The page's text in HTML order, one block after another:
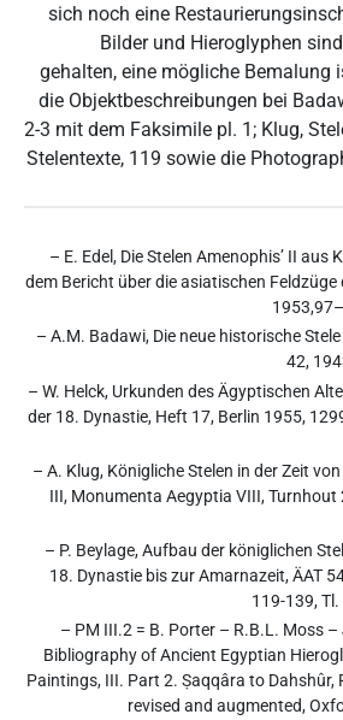
sich noch eine
Bilder und Hieroglyphen
gehalten, eine mögliche Bemalung
die Objektbeschreibungen bei
2-3 mit dem Faksimile pl. 1; Klug,
Stelentexte, 119 sowie die
– E. Edel, Die Stelen Amenophis’ II
dem Bericht über die asiatischen Feldzüge
– A.M. Badawi, Die neue historische Stele
42,
– W. Helck, Urkunden des Ägyptischen
der 18. Dynastie, Heft 17, Berlin 1955,
– A. Klug, Königliche Stelen in der Zeit
III, Monumenta Aegyptia VIII,
– P. Beylage, Aufbau der königlichen
18. Dynastie bis zur Amarnazeit, ÄAT
119-139,
– PM III.2 = B. Porter – R.B.L. Moss –
Bibliography of Ancient Egyptian
Paintings, III. Part 2. Ṣaqqâra to Dahshûr,
revised and augmented,